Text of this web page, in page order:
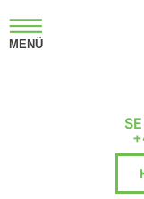
MENÜ